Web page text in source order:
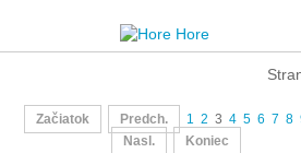
Hore
Začiatok Predch. 1 2 3 4 5 6 7 8
Nasl.
Koniec